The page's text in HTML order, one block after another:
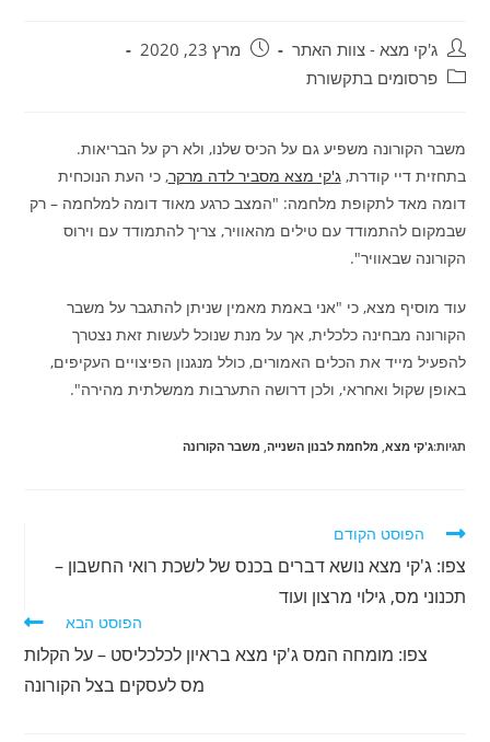
ג'קי מצא - צוות האתר
מרץ 23, 2020
פרסומים בתקשורת
משבר הקורונה משפיע גם על הכיס שלנו, ולא רק על הבריאות.
בתחזית דיי קודרת,ג'קי מצא מסביר לדה מרקר, כי העת הנוכחית
דומה מאד לתקופת מלחמה: "המצב כרגע מאוד דומה למלחמה – רק
שבמקום להתמודד עם טילים מהאוויר, צריך להתמודד עם וירוס
הקורונה שבאוויר".
עוד מוסיף מצא, כי "אני באמת מאמין שניתן להתגבר על משבר
הקורונה מבחינה כלכלית, אך על מנת שנוכל לעשות זאת נצטרך
להפעיל מייד את הכלים האמורים, כולל מנגנון הפיצויים העקיפים,
באופן שקול ואחראי, ולכן דרושה התערבות ממשלתית מהירה".
תגיות:ג'קי מצא מלחמת לבנון השנייה משבר הקורונה
הפוסט הקודם
צפו: ג'קי מצא נושא דברים בכנס של לשכת רואי החשבון –
תכנוני מס, גילוי מרצון ועוד
הפוסט הבא
צפו: מומחה המס ג'קי מצא בראיון לכלכליסט – על הקלות
מס לעסקים בצל הקורונה